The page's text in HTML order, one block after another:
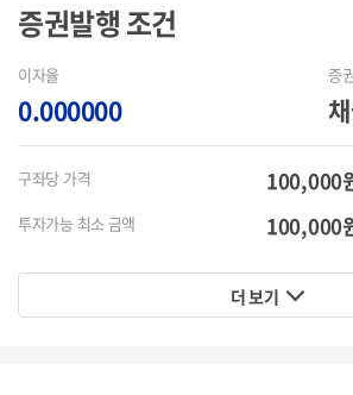
증권발행조건
이자율
0.000000
증
구좌당 가격 100,000
투자가능 최소 금액 100,000
더 보기